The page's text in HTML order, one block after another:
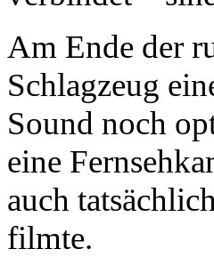
Am Ende der
Schlagzeug
Sound noch
eine
auch
filmte.